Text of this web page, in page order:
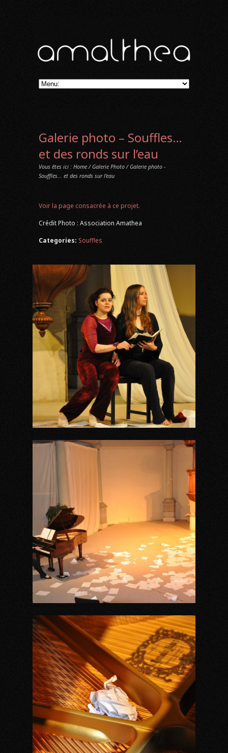
Galerie photo – Souffles…
et des ronds sur l’eau
Vous êtes ici : Home/Galerie Photo/ Galerie photo -
Souffles... et des ronds sur l'eau
Voir la page consacrée à ce projet.
Crédit Photo : Association Amathea
Categories: Souffles